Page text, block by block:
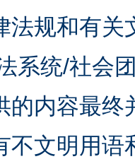
法规和有关
系统/社会
的内容最
不文明用